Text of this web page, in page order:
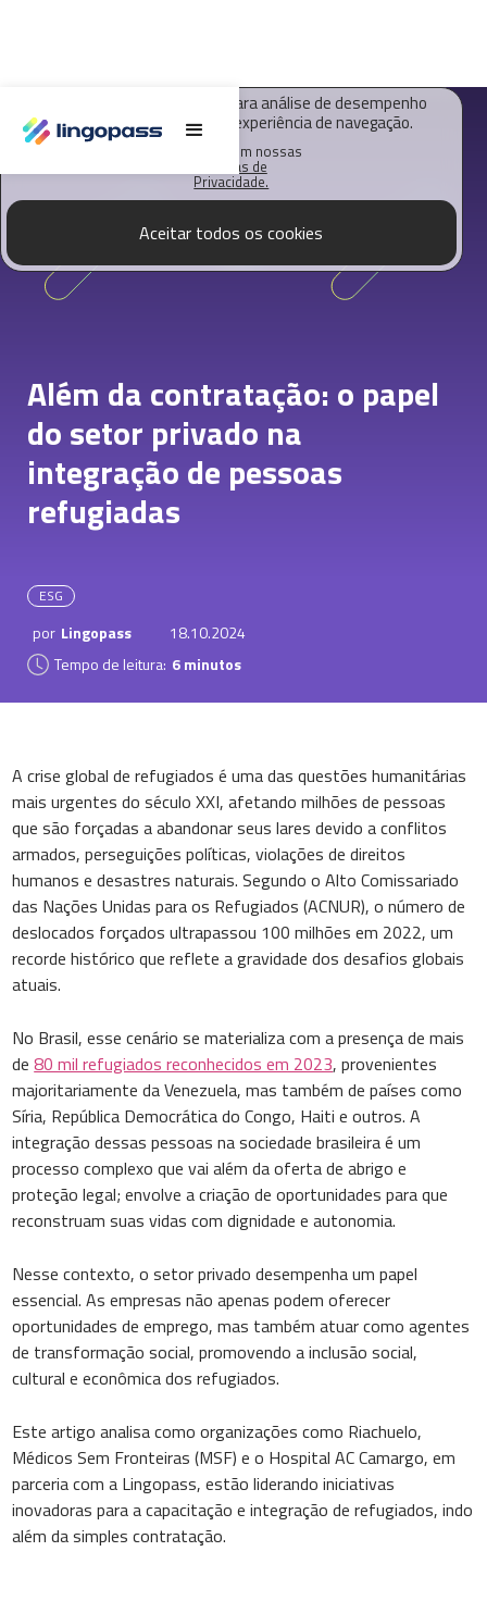
O Lingopass utiliza cookies para análise de desempenho
deste site e melhorar sua experiência de navegação.
Saiba mais em nossas
Políticas de
Privacidade.
Aceitar todos os cookies
Além da contratação: o papel
do setor privado na
integração de pessoas
refugiadas
ESG
por Lingopass
18.10.2024
Tempo de leitura: 6 minutos
A crise global de refugiados é uma das questões humanitárias
mais urgentes do século XXI, afetando milhões de pessoas
que são forçadas a abandonar seus lares devido a conflitos
armados, perseguições políticas, violações de direitos
humanos e desastres naturais. Segundo o Alto Comissariado
das Nações Unidas para os Refugiados (ACNUR), o número de
deslocados forçados ultrapassou 100 milhões em 2022, um
recorde histórico que reflete a gravidade dos desafios globais
atuais.
No Brasil, esse cenário se materializa com a presença de mais
de80 mil refugiados reconhecidos em 2023, provenientes
majoritariamente da Venezuela, mas também de países como
Síria, República Democrática do Congo, Haiti e outros. A
integração dessas pessoas na sociedade brasileira é um
processo complexo que vai além da oferta de abrigo e
proteção legal; envolve a criação de oportunidades para que
reconstruam suas vidas com dignidade e autonomia.
Nesse contexto, o setor privado desempenha um papel
essencial. As empresas não apenas podem oferecer
oportunidades de emprego, mas também atuar como agentes
de transformação social, promovendo a inclusão social,
cultural e econômica dos refugiados.
Este artigo analisa como organizações como Riachuelo,
Médicos Sem Fronteiras (MSF) e o Hospital AC Camargo, em
parceria com a Lingopass, estão liderando iniciativas
inovadoras para a capacitação e integração de refugiados, indo
além da simples contratação.